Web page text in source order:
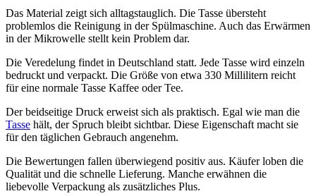
Das Material zeigt sich alltagstauglich. Die Tasse übersteht
problemlos die Reinigung in der Spülmaschine. Auch das Erwärmen
in der Mikrowelle stellt kein Problem dar.
Die Veredelung findet in Deutschland statt. Jede Tasse wird einzeln
bedruckt und verpackt. Die Größe von etwa 330 Millilitern reicht
für eine normale Tasse Kaffee oder Tee.
Der beidseitige Druck erweist sich als praktisch. Egal wie man die
Tasse hält, der Spruch bleibt sichtbar. Diese Eigenschaft macht sie
für den täglichen Gebrauch angenehm.
Die Bewertungen fallen überwiegend positiv aus. Käufer loben die
Qualität und die schnelle Lieferung. Manche erwähnen die
liebevolle Verpackung als zusätzliches Plus.